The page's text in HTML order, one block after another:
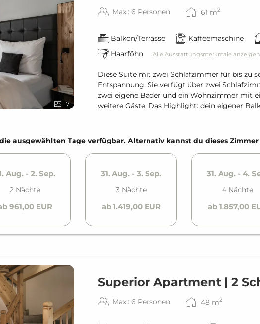
7
Max.: 6 Personen 61 m2
Balkon/Terrasse Kaffeemaschine
Haarföhn
Alle Ausstattungsmerkmale anzeigen
Diese Suite mit zwei Schlafzimmer für bis zu
Entspannung. Sie verfügt über zwei
zwei eigene Bäder und ein Wohnzimmer mit
weitere Gäste. Das Highlight: dein eigener
ausgewählten Tage verfügbar. Alternativ kannst du dieses
Aug. - 2. Sep.
2 Nächte
961,00 EUR
31. Aug. - 3. Sep.
3 Nächte
ab 1.419,00 EUR
31. Aug. - 4.
4 Nächte
ab 1.857,00
Superior Apartment | 2
Max.: 6 Personen 48 m2